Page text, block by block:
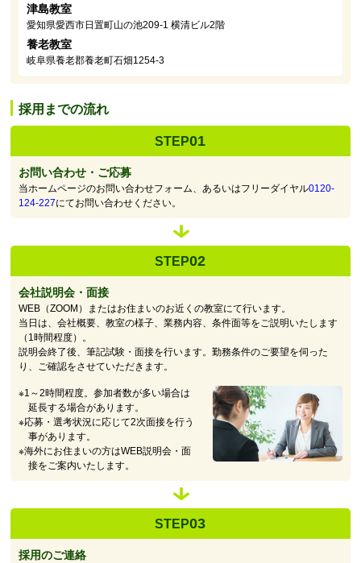
津島教室
愛知県愛西市日置町山の池209-1 横清ビル2階
養老教室
岐阜県養老郡養老町石畑1254-3
採用までの流れ
STEP01
お問い合わせ・ご応募
当ホームページのお問い合わせフォーム、あるいはフリーダイヤル0120-
124-227にてお問い合わせください。
STEP02
会社説明会・面接
WEB（ZOOM）またはお住まいのお近くの教室にて行います。
当日は、会社概要、教室の様子、業務内容、条件面等をご説明いたします
（1時間程度）。
説明会終了後、筆記試験・面接を行います。勤務条件のご要望を伺った
り、ご確認をさせていただきます。
※1～2時間程度。参加者数が多い場合は
延長する場合があります。
※応募・選考状況に応じて2次面接を行う
事があります。
※海外にお住まいの方はWEB説明会・面
接をご案内いたします。
STEP03
採用のご連絡